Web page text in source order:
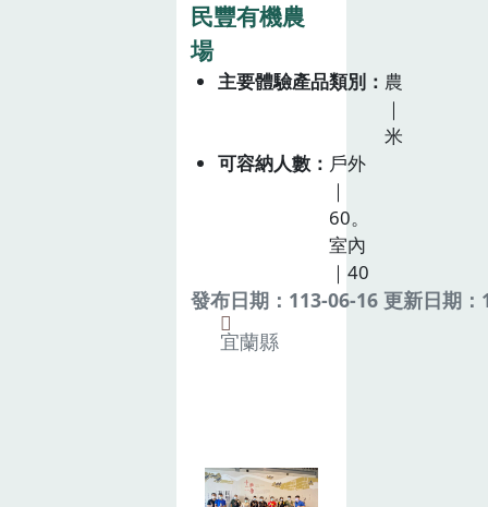
民豐有機農
場
主要體驗產品類別
農
｜
米
可容納人數
戶外
｜
60。
室內
｜40
發布日期：113-06-16 更新日期
宜蘭縣